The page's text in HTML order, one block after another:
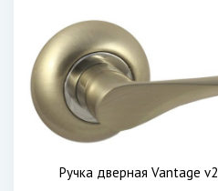
Ручка дверная Vantage